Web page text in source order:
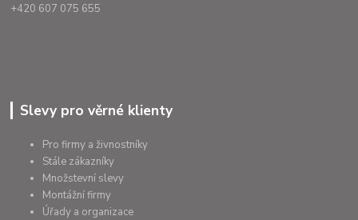
+420 607 075 655
Slevy pro věrné klienty
Pro firmy a živnostníky
Stále zákazníky
Množstevní slevy
Montážní firmy
Úřady a organizace